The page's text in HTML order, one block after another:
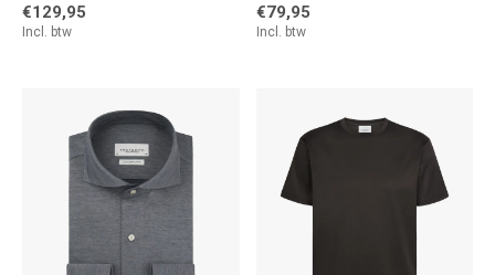
€129,95
Incl. btw
€79,95
Incl. btw